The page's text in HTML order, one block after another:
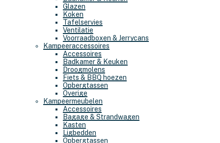
Glazen
Koken
Tafelservies
Ventilatie
Voorraadboxen & Jerrycans
Kampeeraccessoires
Accessoires
Badkamer & Keuken
Droogmolens
Fiets & BBQ hoezen
Opbergtassen
Overige
Kampeermeubelen
Accessoires
Bagage & Strandwagen
Kasten
Ligbedden
Opbergtassen